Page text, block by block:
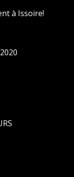
à Issoire!